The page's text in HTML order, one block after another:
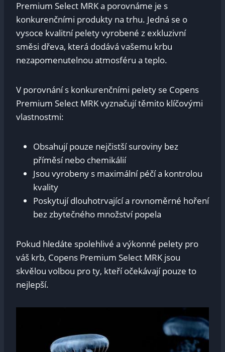
Premium Select‍ MRK a porovnáme je ⁢s
konkurenčními produkty na trhu. Jedná‌ se⁤ o
vysoce kvalitní pelety ⁣vyrobené ⁣z exkluzivní
směsi dřeva, která dodává vašemu krbu
nezapomenutelnou atmosféru⁤ a teplo.
V⁢ porovnání s konkurenčními pelety se Copens
Premium ‍Select MRK⁣ vyznačují těmito⁤ klíčovými
vlastnostmi:
Obsahují ‌pouze ⁣nejčistší suroviny⁤ bez
příměsí ⁤nebo chemikálií
Jsou‌ vyrobeny ⁣s ‍maximální péčí‌ a‌ kontrolou
⁣kvality
Poskytují‍ dlouhotrvající a rovnoměrné ⁢hoření
‍bez⁢ zbytečného ‌množství⁣ popela
Pokud hledáte spolehlivé a výkonné⁤ pelety pro​
váš krb, Copens Premium Select‌ MRK jsou
⁤skvělou volbou ⁤pro ty, kteří očekávají pouze to
⁢nejlepší.